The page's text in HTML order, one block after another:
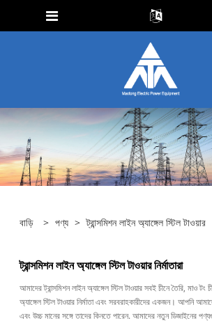
বাড়ি > পণ্য > ট্রান্সমিশন লাইন অ্যাঙ্গেল স্টিল টাওয়ার
ট্রান্সমিশন লাইন অ্যাঙ্গেল স্টিল টাওয়ার নির্মাতারা
আমাদের ট্রান্সমিশন লাইন অ্যাঙ্গেল স্টিল টাওয়ার সবই চীনে তৈরি, মাও টং
অ্যাঙ্গেল স্টিল টাওয়ার নির্মাতা এবং সরবরাহকারীদের একজন। আপনি
এবং উচ্চ মানের সঙ্গে তাদের কিনতে পারেন. আমাদের নতুন ডিজাইনের